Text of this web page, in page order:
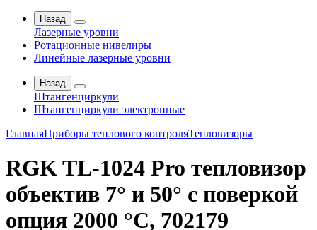
Назад
Лазерные уровни
Ротационные нивелиры
Линейные лазерные уровни
Назад
Штангенциркули
Штангенциркули электронные
ГлавнаяПриборы теплового контроляТепловизоры
RGK TL-1024 Pro тепловизор
объектив 7° и 50° с поверкой
опция 2000 °C, 702179